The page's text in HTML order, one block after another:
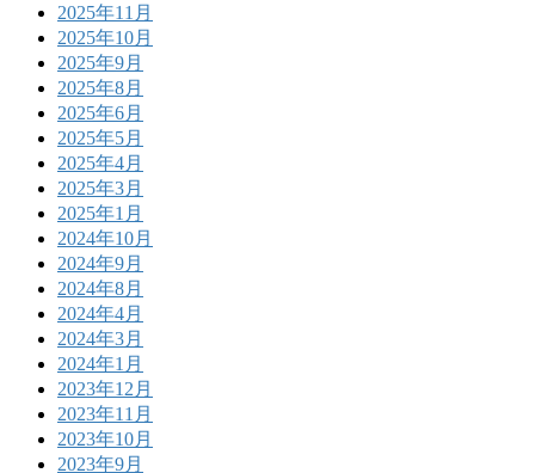
2025年11月
2025年10月
2025年9月
2025年8月
2025年6月
2025年5月
2025年4月
2025年3月
2025年1月
2024年10月
2024年9月
2024年8月
2024年4月
2024年3月
2024年1月
2023年12月
2023年11月
2023年10月
2023年9月